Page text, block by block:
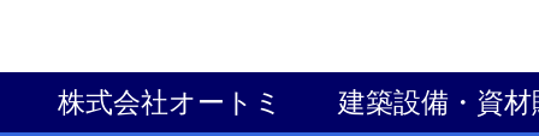
株式会社オートミ 建築設備・資材